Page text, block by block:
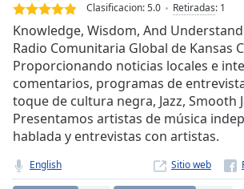
Loaded:
0.00%
Stream
TypeLIVE
Seek to
live,
currently
behind
liveLIVE
Time-
Clasificacion:5.0 Retiradas: 1
Knowledge, Wisdom, And
Radio Comunitaria Global de Kansas
Proporcionando noticias locales e
comentarios, programas de
toque de cultura negra, Jazz, Smooth
Presentamos artistas de música
hablada y entrevistas con artistas.
English Sitio web